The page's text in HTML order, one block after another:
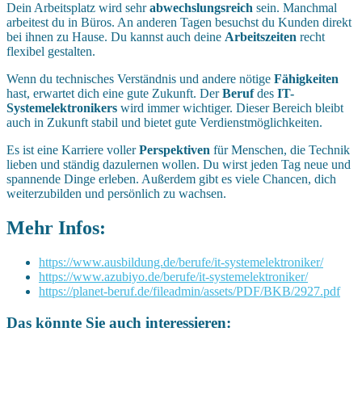
Dein Arbeitsplatz wird sehrabwechslungsreich sein. Manchmal
arbeitest du in Büros. An anderen Tagen besuchst du Kunden direkt
bei ihnen zu Hause. Du kannst auch deine Arbeitszeiten recht
flexibel gestalten.
Wenn du technisches Verständnis und andere nötige Fähigkeiten
hast, erwartet dich eine gute Zukunft. DerBerufdes IT-
Systemelektronikers wird immer wichtiger. Dieser Bereich bleibt
auch in Zukunft stabil und bietet gute Verdienstmöglichkeiten.
Es ist eine Karriere vollerPerspektiven für Menschen, die Technik
lieben und ständig dazulernen wollen. Du wirst jeden Tag neue und
spannende Dinge erleben. Außerdem gibt es viele Chancen, dich
weiterzubilden und persönlich zu wachsen.
Mehr Infos:
https://www.ausbildung.de/berufe/it-systemelektroniker/
https://www.azubiyo.de/berufe/it-systemelektroniker/
https://planet-beruf.de/fileadmin/assets/PDF/BKB/2927.pdf
Das könnte Sie auch interessieren: